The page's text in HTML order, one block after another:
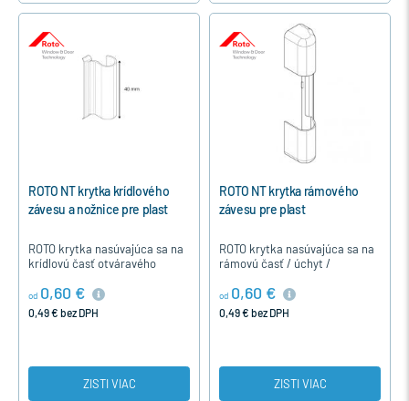
ROTO NT krytka krídlového
závesu a nožnice pre plast
ROTO krytka nasúvajúca sa na
krídlovú časť otváravého
rámovú nožnicu u otváravo-
sklopného plastového okna.
od 0,60 €
0,49 € bez DPH
ZISTI VIAC
ROTO NT krytka rámového
závesu pre plast
ROTO krytka nasúvajúca sa na
rámovú časť / úchyt /
a otváravo-sklopnej nožnice u
plastových okien okutých…
od 0,60 €
0,49 € bez DPH
ZISTI VIAC